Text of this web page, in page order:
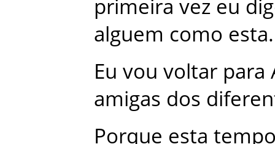
primeira vez eu
alguem como esta.
Eu vou voltar para
amigas dos
Porque esta